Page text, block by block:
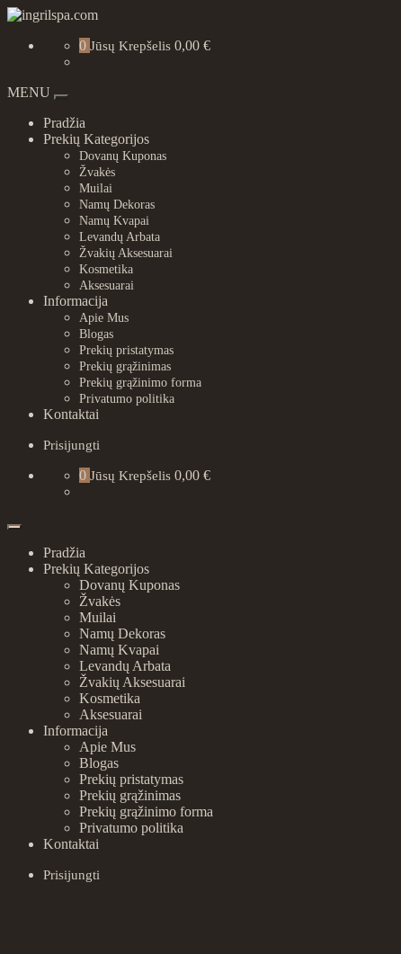
Skip
content
0 Jūsų Krepšelis 0,00 €
MENU
Pradžia
Prekių Kategorijos
Dovanų Kuponas
Žvakės
Muilai
Namų Dekoras
Namų Kvapai
Levandų Arbata
Žvakių Aksesuarai
Kosmetika
Aksesuarai
Informacija
Apie Mus
Blogas
Prekių pristatymas
Prekių grąžinimas
Prekių grąžinimo forma
Privatumo politika
Kontaktai
Prisijungti
0 Jūsų Krepšelis 0,00 €
Pradžia
Prekių Kategorijos
Dovanų Kuponas
Žvakės
Muilai
Namų Dekoras
Namų Kvapai
Levandų Arbata
Žvakių Aksesuarai
Kosmetika
Aksesuarai
Informacija
Apie Mus
Blogas
Prekių pristatymas
Prekių grąžinimas
Prekių grąžinimo forma
Privatumo politika
Kontaktai
Prisijungti